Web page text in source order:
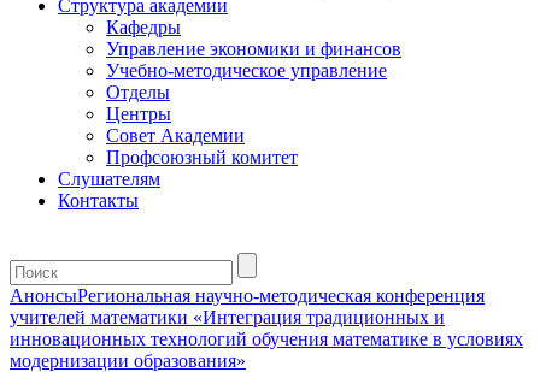
Структура академии
Кафедры
Управление экономики и финансов
Учебно-методическое управление
Отделы
Центры
Совет Академии
Профсоюзный комитет
Слушателям
Контакты
АнонсыРегиональная научно-методическая конференция
учителей математики «Интеграция традиционных и
инновационных технологий обучения математике в условиях
модернизации образования»